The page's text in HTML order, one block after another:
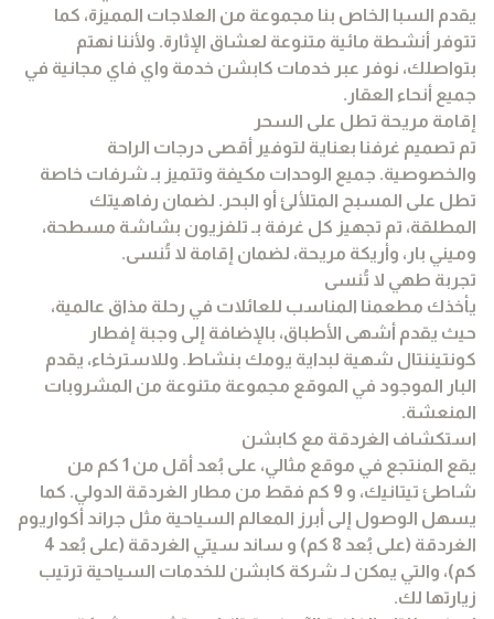
يقدم السبا الخاص بنا مجموعة من العلاجات المميزة، كما
تتوفر أنشطة مائية متنوعة لعشاق الإثارة. ولأننا نهتم
بتواصلك، نوفر عبر خدمات كابشن خدمة واي فاي مجانية في
جميع أنحاء العقار.
إقامة مريحة تطل على السحر
تم تصميم غرفنا بعناية لتوفير أقصى درجات الراحة
والخصوصية. جميع الوحدات مكيفة وتتميز بـ شرفات خاصة
تطل على المسبح المتلألئ أو البحر. لضمان رفاهيتك
المطلقة، تم تجهيز كل غرفة بـ تلفزيون بشاشة مسطحة،
وميني بار، وأريكة مريحة، لضمان إقامة لا تُنسى.
تجربة طهي لا تُنسى
يأخذك مطعمنا المناسب للعائلات في رحلة مذاق عالمية،
حيث يقدم أشهى الأطباق، بالإضافة إلى وجبة إفطار
كونتيننتال شهية لبداية يومك بنشاط. وللاسترخاء، يقدم
البار الموجود في الموقع مجموعة متنوعة من المشروبات
المنعشة.
استكشاف الغردقة مع كابشن
يقع المنتجع في موقع مثالي، على بُعد أقل من 1 كم من
شاطئ تيتانيك، و 9 كم فقط من مطار الغردقة الدولي. كما
يسهل الوصول إلى أبرز المعالم السياحية مثل جراند أكواريوم
الغردقة (على بُعد 8 كم) و ساند سيتي الغردقة (على بُعد 4
كم)، والتي يمكن لـ شركة كابشن للخدمات السياحية ترتيب
زيارتها لك.